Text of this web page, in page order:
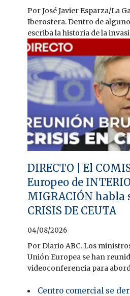
Por José Javier Esparza/La
Iberosfera. Dentro de
escriba la historia de la
DIRECTO | El
Europeo de
MIGRACIÓN habla
CRISIS DE CEUTA
04/08/2026
Por Diario ABC. Los
Unión Europea se han
videoconferencia para
Centro comercial se